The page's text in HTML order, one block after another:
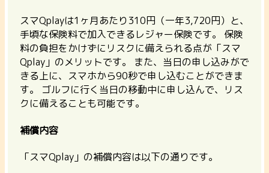
スマQplayは1ヶ月あたり310円（一年3,720円）と、
手頃な保険料で加入できるレジャー保険です。 保険
料の負担をかけずにリスクに備えられる点が「スマ
Qplay」のメリットです。 また、 当日の申し込みがで
きる上に、スマホから90秒で申し込むことができま
す。
ゴルフに行く当日の移動中に申し込んで、リス
クに備えることも可能です。
補償内容
「スマQplay」の補償内容は以下の通りです。